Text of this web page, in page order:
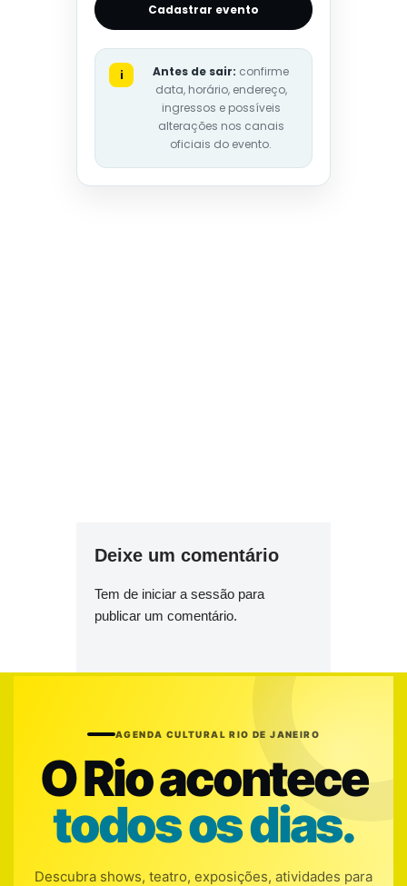
Cadastrar evento
i Antes de sair: confirme
data, horário, endereço,
ingressos e possíveis
alterações nos canais
oficiais do evento.
Deixe um comentário
Tem de iniciar a sessão para
publicar um comentário.
AGENDA CULTURAL RIO DE JANEIRO
O Rio acontece
todos os dias.
Descubra shows, teatro, exposições, atividades para